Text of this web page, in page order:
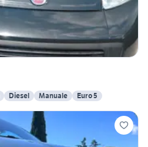
Diesel Manuale Euro 5